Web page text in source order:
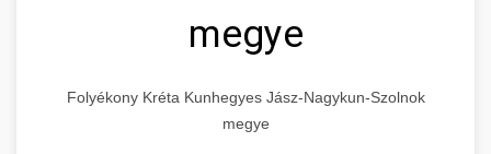
megye
Folyékony Kréta Kunhegyes Jász-Nagykun-Szolnok
megye